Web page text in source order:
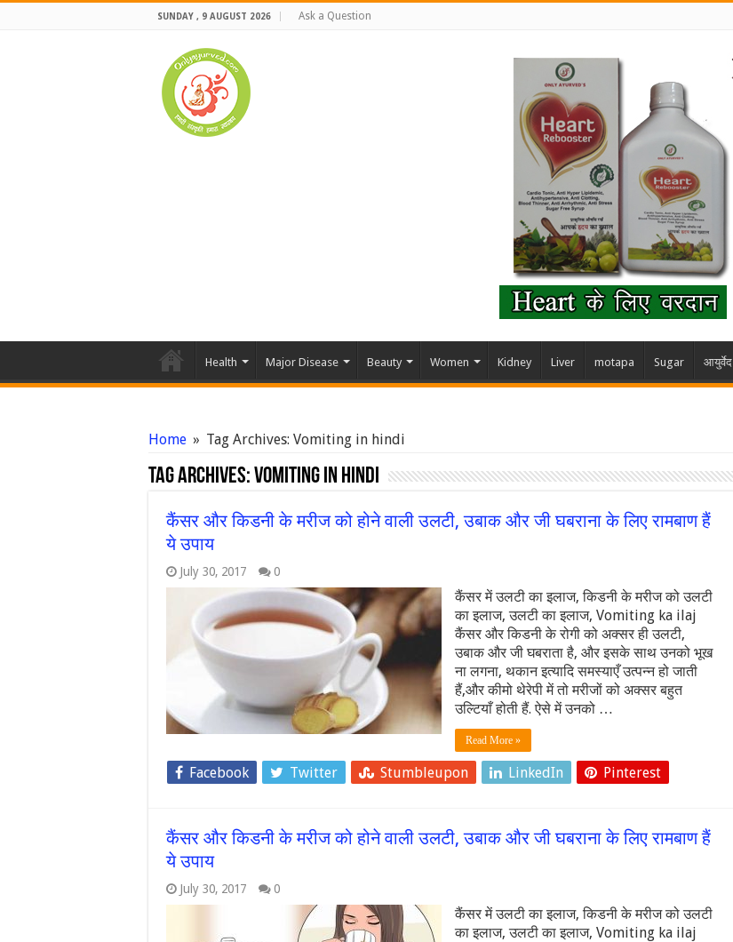
SUNDAY , 9 AUGUST 2026 Ask a Question
Health Major Disease Beauty Women Kidney Liver motapa Sugar आयुर्वेद
Home » Tag Archives: Vomiting in hindi
Tag Archives:Vomiting in hindi
कैंसर और किडनी के मरीज को होने वाली उलटी, उबाक और जी घबराना के लिए रामबाण हैं
ये उपाय
July 30, 2017 0
कैंसर में उलटी का इलाज, किडनी के मरीज को उलटी
का इलाज, उलटी का इलाज, Vomiting ka ilaj
कैंसर और किडनी के रोगी को अक्सर ही उलटी,
उबाक और जी घबराता है, और इसके साथ उनको भूख
ना लगना, थकान इत्यादि समस्याएँ उत्पन्न हो जाती
हैं,और कीमो थेरेपी में तो मरीजों को अक्सर बहुत
उल्टियाँ होती हैं. ऐसे में उनको …
Read More »
Facebook Twitter Stumbleupon LinkedIn Pinterest
कैंसर और किडनी के मरीज को होने वाली उलटी, उबाक और जी घबराना के लिए रामबाण हैं
ये उपाय
July 30, 2017 0
कैंसर में उलटी का इलाज, किडनी के मरीज को उलटी
का इलाज, उलटी का इलाज, Vomiting ka ilaj